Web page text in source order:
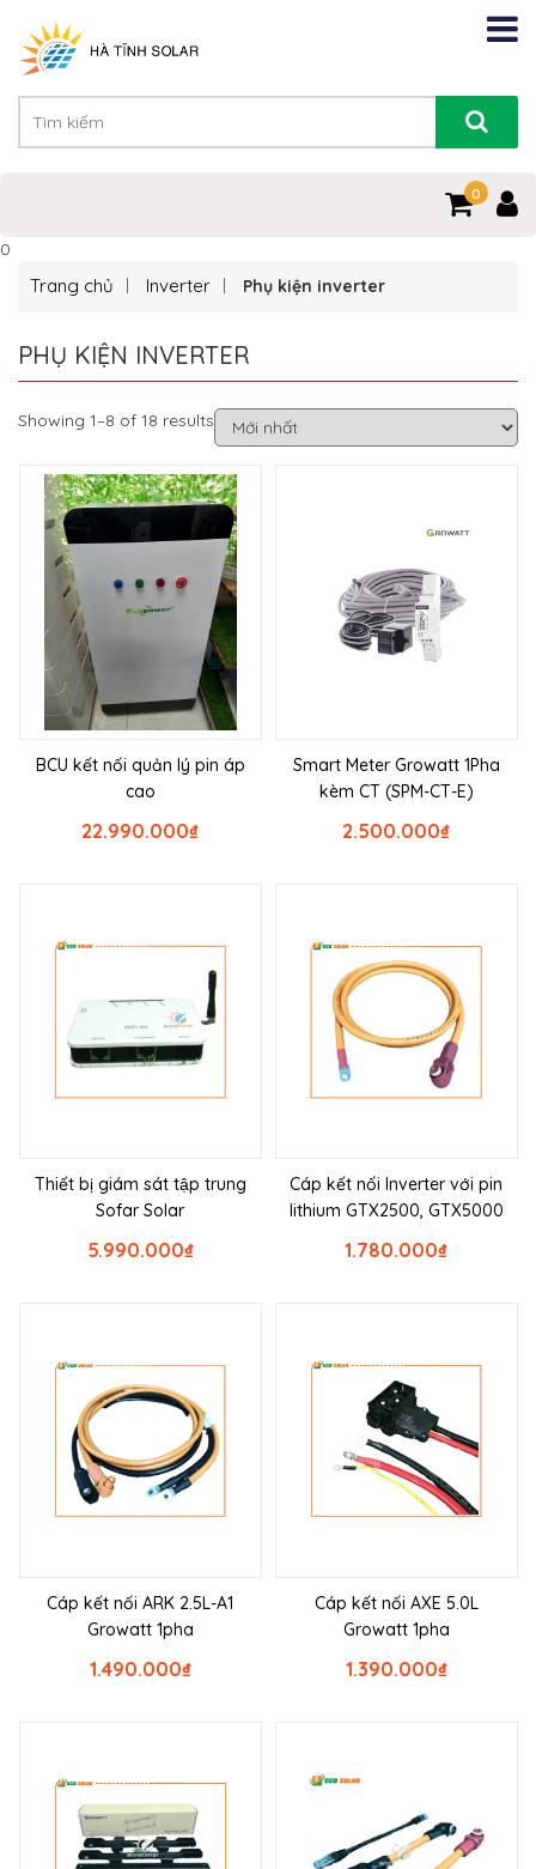
0
0
Trang chủ Inverter Phụ kiện inverter
PHỤ KIỆN INVERTER
Showing 1–8 of 18 results
BCU kết nối quản lý pin áp
cao
₫
22.990.000
Smart Meter Growatt 1Pha
kèm CT (SPM-CT-E)
₫
2.500.000
Thiết bị giám sát tập trung
Sofar Solar
₫
5.990.000
Cáp kết nối Inverter với pin
lithium GTX2500, GTX5000
₫
1.780.000
Cáp kết nối ARK 2.5L-A1
Growatt 1pha
₫
1.490.000
Cáp kết nối AXE 5.0L
Growatt 1pha
₫
1.390.000